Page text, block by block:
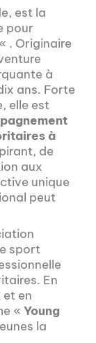
est la
pour
« . Originaire
à
ans. Forte
elle est
à
de
aux
unique
peut
sport
En
en
« Young
la